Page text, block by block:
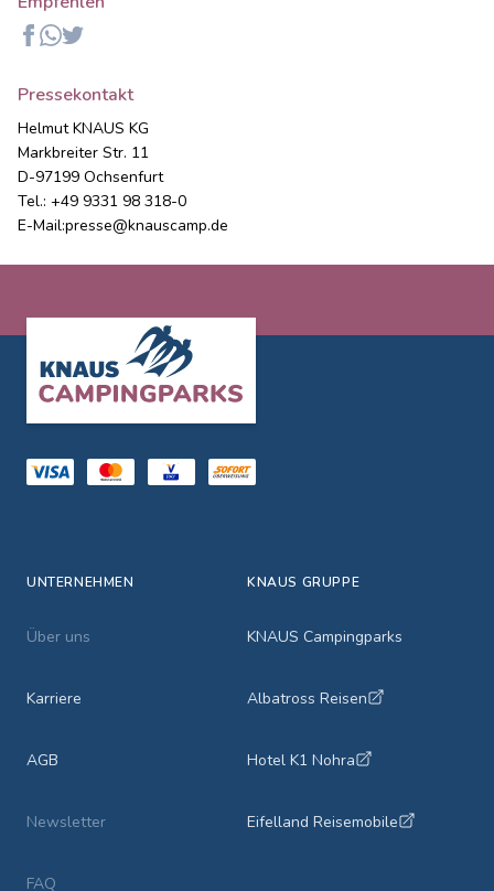
Facebook
Whatsapp
Twitter
Pressekontakt
Helmut KNAUS KG
Markbreiter Str. 11
D-97199 Ochsenfurt
Tel.: +49 9331 98 318-0
E-Mail:presse@knauscamp.de
UNTERNEHMEN
Über uns
Karriere
AGB
Newsletter
FAQ
KNAUS GRUPPE
KNAUS Campingparks
Albatross Reisen
Hotel K1 Nohra
Eifelland Reisemobile